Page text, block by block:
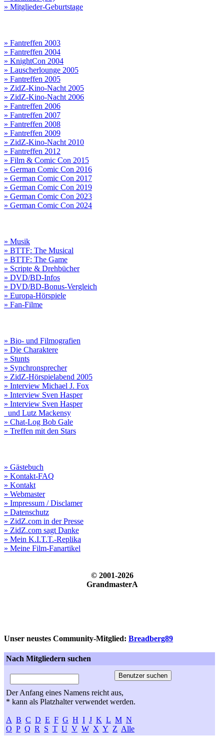
» Mitglieder-Geburtstage
» Fantreffen 2003
» Fantreffen 2004
» KnightCon 2004
» Lauscherlounge 2005
» Fantreffen 2005
» ZidZ-Kino-Nacht 2005
» ZidZ-Kino-Nacht 2006
» Fantreffen 2006
» Fantreffen 2007
» Fantreffen 2008
» Fantreffen 2009
» ZidZ-Kino-Nacht 2010
» Fantreffen 2012
» Film & Comic Con 2015
» German Comic Con 2016
» German Comic Con 2017
» German Comic Con 2019
» German Comic Con 2023
» German Comic Con 2024
» Musik
» BTTF: The Musical
» BTTF: The Game
» Scripte & Drehbücher
» DVD/BD-Infos
» DVD/BD-Bonus-Vergleich
» Europa-Hörspiele
» Fan-Filme
» Bio- und Filmografien
» Die Charaktere
» Stunts
» Synchronsprecher
» ZidZ-Hörspielabend 2005
» Interview Michael J. Fox
» Interview Sven Hasper
» Interview Sven Hasper
und Lutz Mackensy
» Chat-Log Bob Gale
» Treffen mit den Stars
» Gästebuch
» Kontakt-FAQ
» Kontakt
» Webmaster
» Impressum / Disclamer
» Datenschutz
» ZidZ.com in der Presse
» ZidZ.com sagt Danke
» Mein K.I.T.T.-Replika
» Meine Film-Fanartikel
© 2001-2026
GrandmasterA
Unser neustes Community-Mitglied: Breadberg89
Nach Mitgliedern suchen
Der Anfang eines Namens reicht aus,
* kann als Platzhalter verwendet werden.
A B C D E F G H I J K L M N
O P Q R S T U V W X Y Z Alle